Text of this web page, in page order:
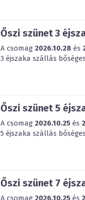
Őszi szünet 3
A csomag 2026.10.28 és
3 éjszaka szállás
Őszi szünet 5
A csomag 2026.10.25 és
5 éjszaka szállás
Őszi szünet 7
A csomag 2026.10.25 és